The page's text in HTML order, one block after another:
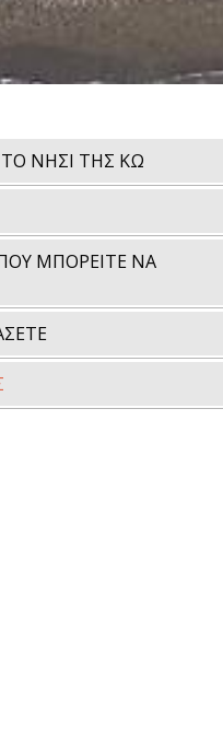
ΤΟ ΝΗΣΙ ΤΗΣ ΚΩ
ΜΠΟΡΕΙΤΕ ΝΑ